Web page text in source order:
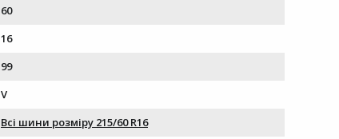
60
16
99
V
Всі шини розміру 215/60 R16